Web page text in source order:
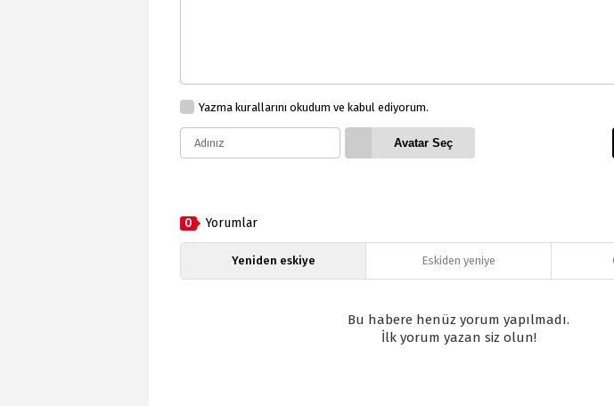
Yazma kurallarını okudum ve kabul ediyorum.
Avatar Seç
0 Yorumlar
Yeniden eskiye Eskiden yeniye
Bu habere henüz yorum yapılmadı.
İlk yorum yazan siz olun!